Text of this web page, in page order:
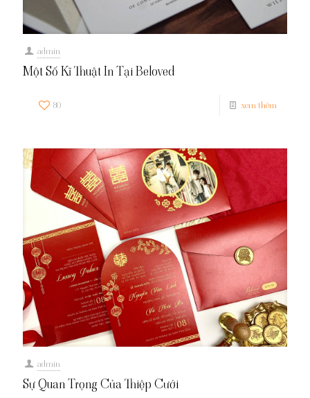
admin
Một Số Kĩ Thuật In Tại Beloved
80 xem thêm
admin
Sự Quan Trọng Của Thiệp Cưới